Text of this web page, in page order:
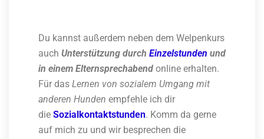
Du kannst außerdem neben dem Welpenkurs
auch Unterstützung durch Einzelstunden und
in einem Elternsprechabend online erhalten.
Für das Lernen von sozialem Umgang mit
anderen Hunden empfehle ich dir
die Sozialkontaktstunden. Komm da gerne
auf mich zu und wir besprechen die